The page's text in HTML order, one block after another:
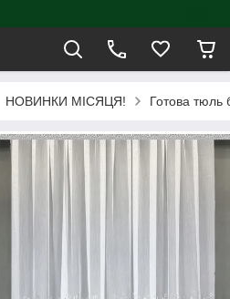
НОВИНКИ МІСЯЦЯ! Готова тюль